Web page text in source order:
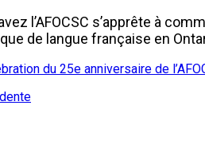
l’AFOCSC s’apprête à
de langue française en
du 25e anniversaire de